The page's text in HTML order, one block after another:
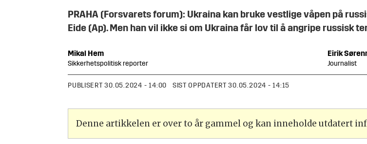
PRAHA (Forsvarets forum): Ukraina kan bruke vestlige våpen på
Eide (Ap). Men han vil ikke si om Ukraina får lov til å angripe russisk
Mikal Hem
Sikkerhetspolitisk reporter
Eirik
Journalist
PUBLISERT 30.05.2024 - 14:00 SIST OPPDATERT 30.05.2024 - 14:15
Denne artikkelen er over to år gammel og kan inneholde utdatert